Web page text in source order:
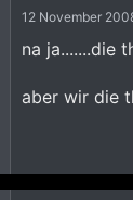
12 November
na ja.......die
aber wir die